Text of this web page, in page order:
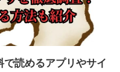
読めるアプリやサイ